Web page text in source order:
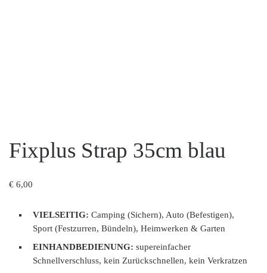
Fixplus Strap 35cm blau
€ 6,00
VIELSEITIG: Camping (Sichern), Auto (Befestigen),
Sport (Festzurren, Bündeln), Heimwerken & Garten
EINHANDBEDIENUNG: supereinfacher
Schnellverschluss, kein Zurückschnellen, kein Verkratzen